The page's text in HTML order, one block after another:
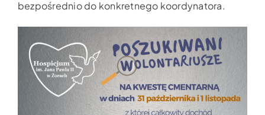
bezpośrednio do konkretnego koordynatora.